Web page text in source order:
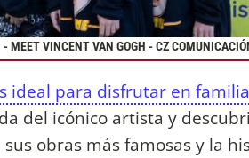
VINCENT VAN GOGH - CZ
ideal para disfrutar en familia
del icónico artista y
obras más famosas y la